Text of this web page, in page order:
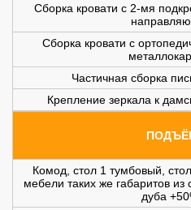
Сборка кровати с 2-мя
Сборка кровати с
Частичная сборка
Крепление зеркала к
Комод, стол 1 тумбовый,
мебели таких же габаритов
дуба